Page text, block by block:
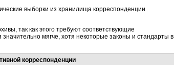
выборки из хранилища корреспонденции
так как этого требуют соответствующие
мягче, хотя некоторые законы и стандарты в
корреспонденции